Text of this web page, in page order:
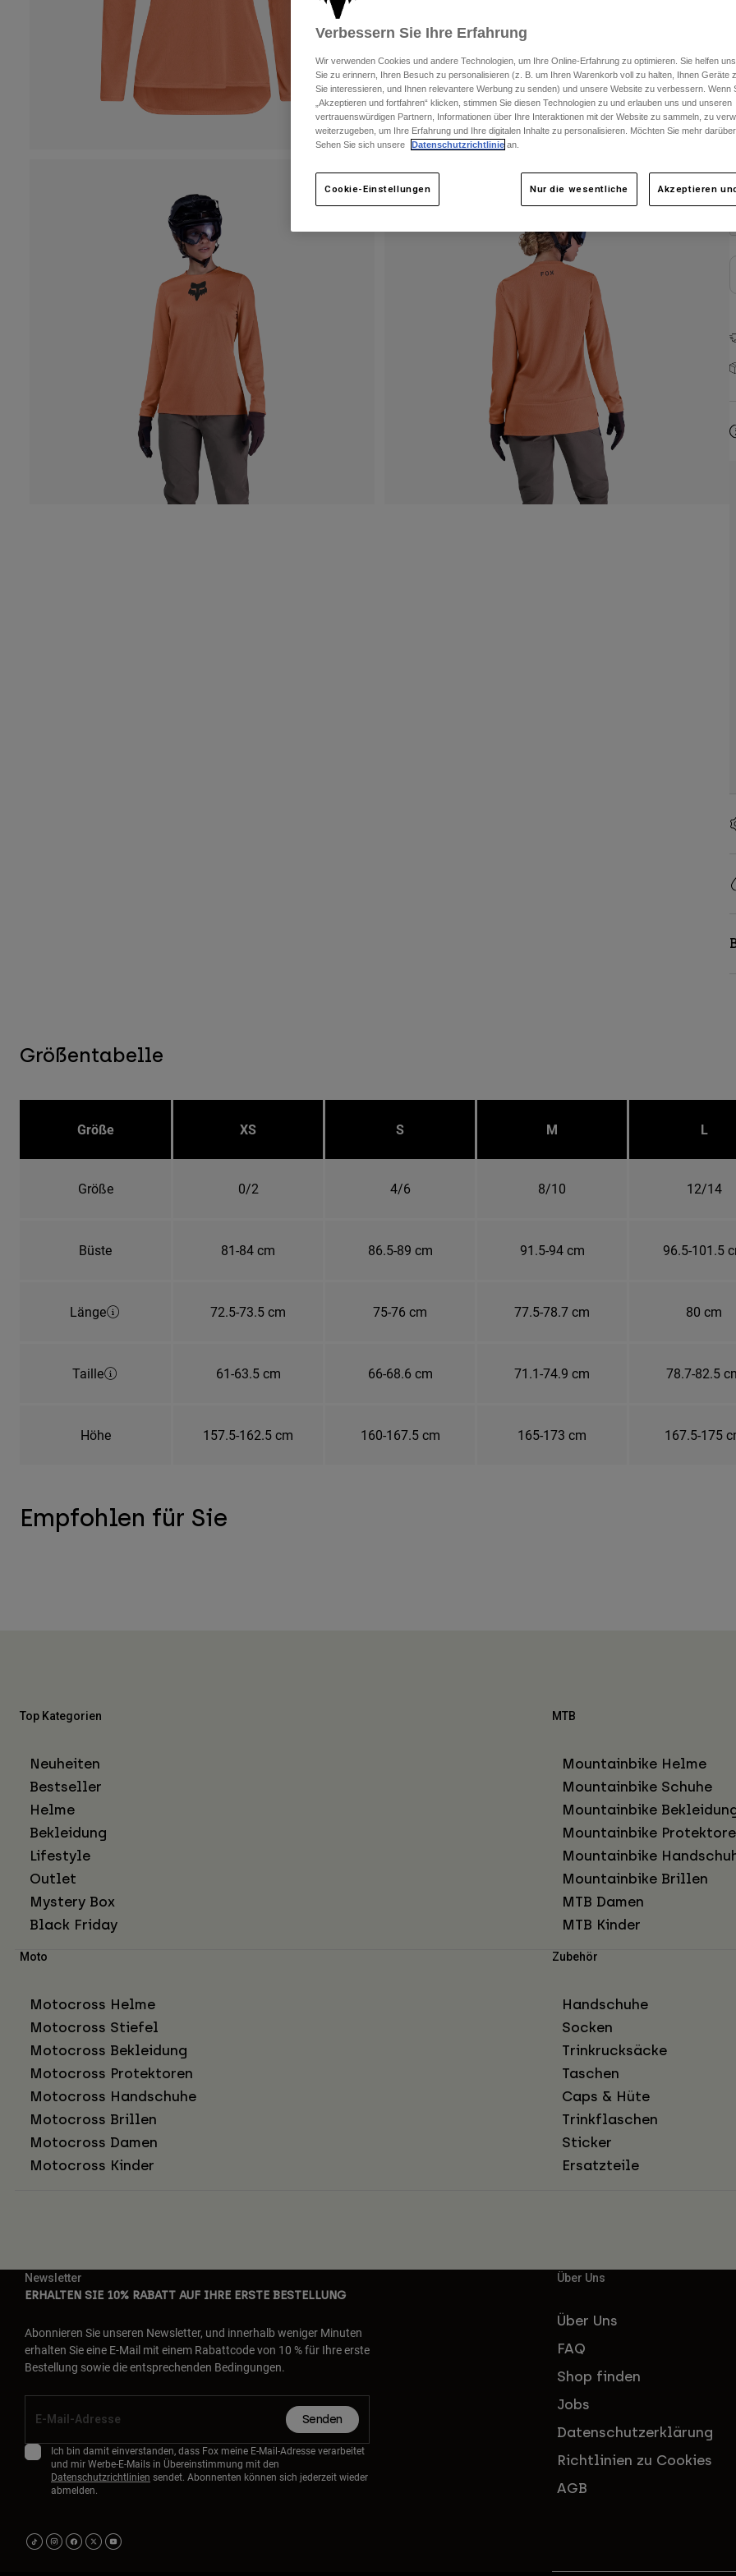
Größentabelle
Größe XS S M L
Größe 0/2 4/6 8/10 12/14
Büste 81-84 cm 86.5-89 cm 91.5-94 cm 96.5-101.5
Länge 72.5-73.5 cm 75-76 cm 77.5-78.7 cm 80 cm
Taille 61-63.5 cm 66-68.6 cm 71.1-74.9 cm 78.7-82.5
Höhe 157.5-162.5 cm 160-167.5 cm 165-173 cm 167.5-175
Empfohlen für Sie
Top Kategorien
Neuheiten
Bestseller
Helme
Bekleidung
Lifestyle
Outlet
Mystery Box
Black Friday
MTB
Mountainbike Helme
Mountainbike Schuhe
Mountainbike
Mountainbike
Mountainbike
Mountainbike Brillen
MTB Damen
MTB Kinder
Moto
Motocross Helme
Motocross Stiefel
Motocross Bekleidung
Motocross Protektoren
Motocross Handschuhe
Motocross Brillen
Motocross Damen
Motocross Kinder
Zubehör
Handschuhe
Socken
Trinkrucksäcke
Taschen
Caps & Hüte
Trinkflaschen
Sticker
Ersatzteile
Newsletter
ERHALTEN SIE 10% RABATT AUF IHRE ERSTE BESTELLUNG
Abonnieren Sie unseren Newsletter, und innerhalb weniger Minuten
erhalten Sie eine E-Mail mit einem Rabattcode von 10 % für Ihre erste
Bestellung sowie die entsprechenden Bedingungen.
Senden
Ich bin damit einverstanden, dass Fox meine E-Mail-Adresse verarbeitet
und mir Werbe-E-Mails in Übereinstimmung mit den
Datenschutzrichtlinien sendet. Abonnenten können sich jederzeit wieder
abmelden.
Über Uns
Über Uns
FAQ
Shop finden
Jobs
Datenschutzerklärung
Richtlinien zu Cookies
AGB
Verbessern Sie Ihre Erfahrung
Wir verwenden Cookies und andere Technologien, um Ihre Online-Erfahrung zu optimieren. Sie helfen
Sie zu erinnern, Ihren Besuch zu personalisieren (z. B. um Ihren Warenkorb voll zu halten, Ihnen Geräte
Sie interessieren, und Ihnen relevantere Werbung zu senden) und unsere Website zu verbessern. Wenn
„Akzeptieren und fortfahren“ klicken, stimmen Sie diesen Technologien zu und erlauben uns und unseren
vertrauenswürdigen Partnern, Informationen über Ihre Interaktionen mit der Website zu sammeln, zu
weiterzugeben, um Ihre Erfahrung und Ihre digitalen Inhalte zu personalisieren. Möchten Sie mehr
Sehen Sie sich unsere
Datenschutzrichtlinie an.
Cookie-Einstellungen Nur die wesentliche Akzeptieren